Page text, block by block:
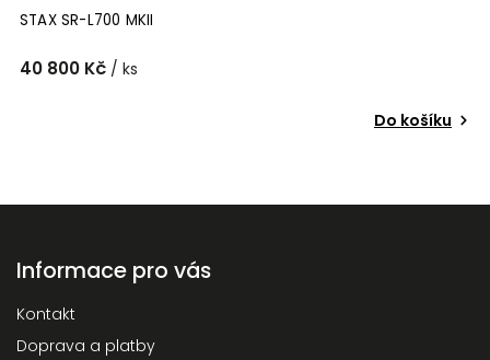
STAX SR-L700 MKII
40 800 Kč / ks
Do košíku
Informace pro vás
Kontakt
Doprava a platby